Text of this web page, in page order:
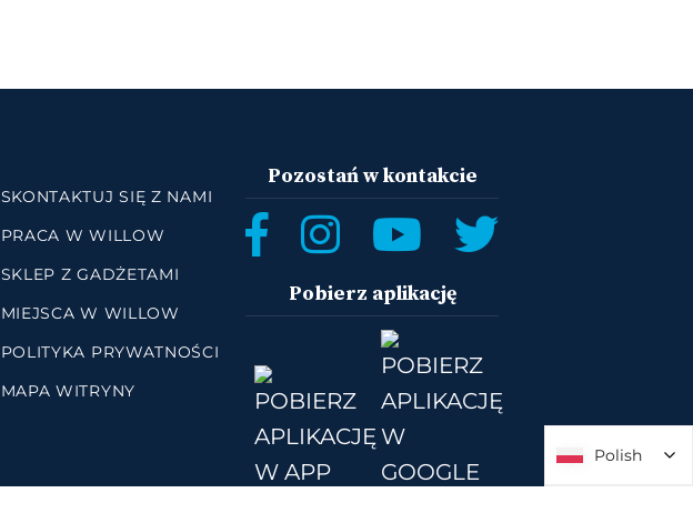
SKONTAKTUJ SIĘ Z NAMI
PRACA W WILLOW
SKLEP Z GADŻETAMI
MIEJSCA W WILLOW
POLITYKA PRYWATNOŚCI
MAPA WITRYNY
Pozostań w kontakcie
Pobierz aplikację
Polish
Polish